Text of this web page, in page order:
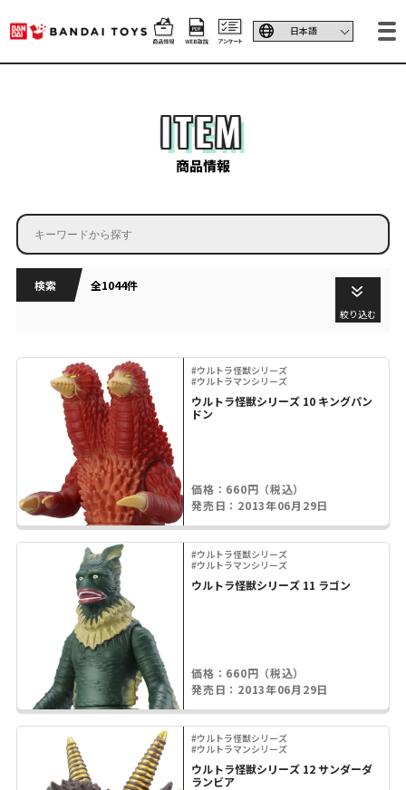
ITEM
商品情報
検索 全1044件
絞り込む
#ウルトラ怪獣シリーズ
#ウルトラマンシリーズ
ウルトラ怪獣シリーズ 10 キングパン
ドン
価格：660円（税込）
発売日：2013年06月29日
#ウルトラ怪獣シリーズ
#ウルトラマンシリーズ
ウルトラ怪獣シリーズ 11 ラゴン
価格：660円（税込）
発売日：2013年06月29日
#ウルトラ怪獣シリーズ
#ウルトラマンシリーズ
ウルトラ怪獣シリーズ 12 サンダーダ
ランビア